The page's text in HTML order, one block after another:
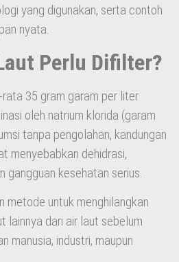
yang digunakan, serta contoh
nyata.
Perlu Difilter?
35 gram garam per liter
oleh natrium klorida (garam
tanpa pengolahan, kandungan
menyebabkan dehidrasi,
gangguan kesehatan serius.
metode untuk menghilangkan
lainnya dari air laut sebelum
manusia, industri, maupun